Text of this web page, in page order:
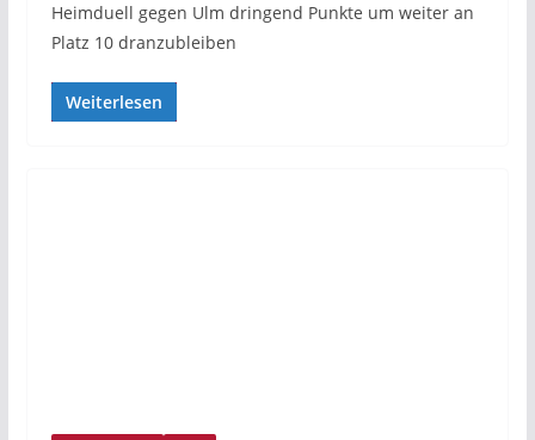
Heimduell gegen Ulm dringend Punkte um weiter an
Platz 10 dranzubleiben
Weiterlesen